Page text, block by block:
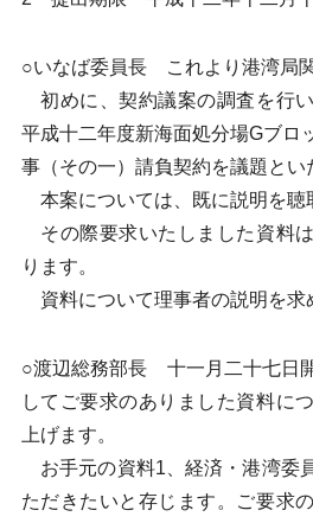
○いなば委員長 これより港湾局関
初めに、契約議案の調査を行い
平成十二年度新海面処分場Gブロ
事（その一）請負契約を議題とい
本案については、既に説明を聴
その際要求いたしました資料
ります。
資料について理事者の説明を求
○渡辺総務部長 十一月二十七日
してご要求のありました資料に
上げます。
お手元の資料1、経済・港湾委
ただきたいと存じます。ご要求